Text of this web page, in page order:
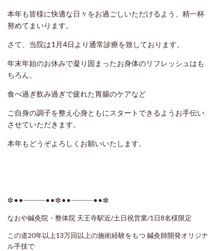
本年も皆様に快適な日々をお過ごしいただけるよう、精一杯
努めてまいります。
さて、当院は1月4日より通常診療を致しております。
年末年始のお休みで凝り固まったお身体のリフレッシュはも
ちろん、
食べ過ぎ飲み過ぎで疲れた胃腸のケアなど
ご自身の調子を整え心身ともにスタートできるようお手伝い
させていただきます。
本年もどうぞよろしくお願いいたします。
✼••┈┈┈┈┈••✼••┈┈┈┈┈••✼
なおや鍼灸院・整体院 天王寺駅近/土日祝営業/1日8名様限定
この道20年以上13万回以上の施術経験をもつ 鍼灸師開発オリジナ
ル手技で